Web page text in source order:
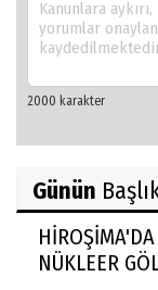
Günün
NÜKLEER